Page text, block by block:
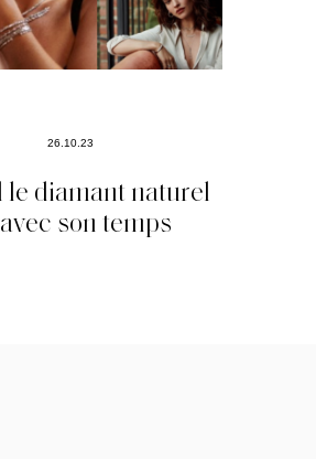
26.10.23
le diamant naturel
son temps